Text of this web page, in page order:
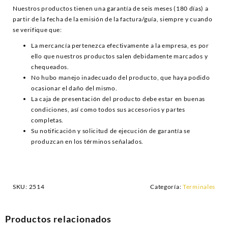
Nuestros productos tienen una garantía de seis meses (180 días) a
partir de la fecha de la emisión de la factura/guía, siempre y cuando
se verifique que:
La mercancía pertenezca efectivamente a la empresa, es por
ello que nuestros productos salen debidamente marcados y
chequeados.
No hubo manejo inadecuado del producto, que haya podido
ocasionar el daño del mismo.
La caja de presentación del producto debe estar en buenas
condiciones, así como todos sus accesorios y partes
completas.
Su notificación y solicitud de ejecución de garantía se
produzcan en los términos señalados.
SKU: 2514 Categoría: Terminales
Productos relacionados